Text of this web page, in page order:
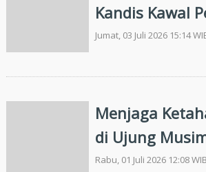
Kandis Kawal
Tanaman
Jumat, 03 Juli 2026 15:14
Menjaga
di Ujung
Rabu, 01 Juli 2026 12:08 WIB